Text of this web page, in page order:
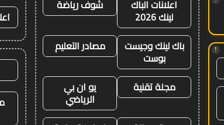
!
اعلانات الباك
لينك 2026
شوف رياضة
باك لينك وجيست
بوست
مصادر التعليم
مجلة تقنية يو ان بي
الرياضي